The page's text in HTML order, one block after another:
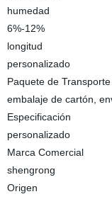
humedad
6%-12%
longitud
personalizado
Paquete de Transporte
embalaje de cartón,
Especificación
personalizado
Marca Comercial
shengrong
Origen